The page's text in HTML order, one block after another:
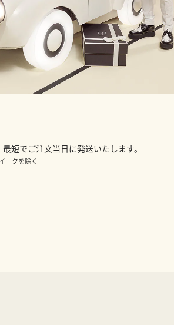
短でご注文当日に発送いたします。
ークを除く